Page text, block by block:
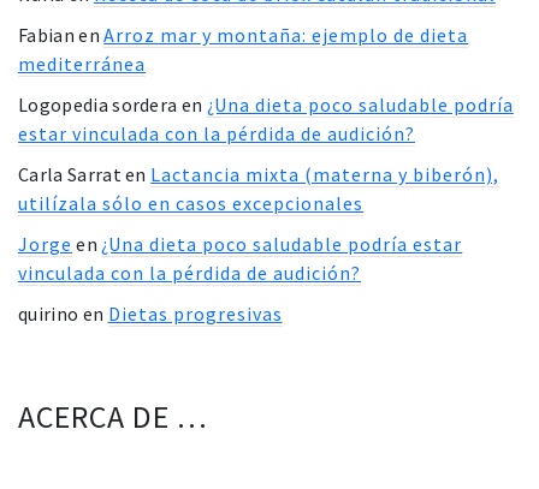
Fabian enArroz mar y montaña: ejemplo de dieta
mediterránea
Logopedia sordera en ¿Una dieta poco saludable podría
estar vinculada con la pérdida de audición?
Carla Sarraten Lactancia mixta (materna y biberón),
utilízala sólo en casos excepcionales
Jorge en ¿Una dieta poco saludable podría estar
vinculada con la pérdida de audición?
quirino en Dietas progresivas
ACERCA DE …